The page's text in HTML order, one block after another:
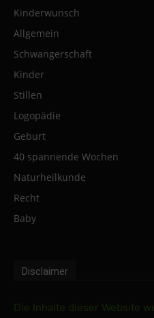
Kinderwunsch
Allgemein
Schwangerschaft
Kinder
Stillen
Logopädie
Geburt
40 spannende Wochen
Naturheilkunde
Recht
Baby
Disclaimer
Die Inhalte dieser Website